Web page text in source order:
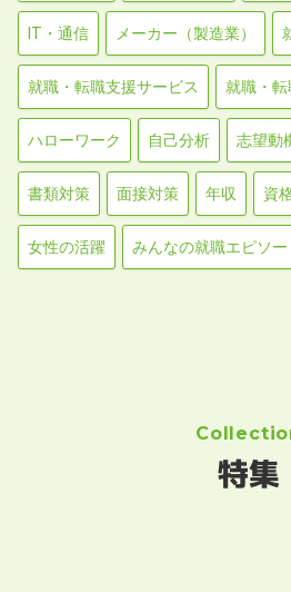
IT・通信 メーカー（製造業）
就職・転職支援サービス 就職・転
ハローワーク 自己分析 志望動
書類対策 面接対策 年収 資
女性の活躍 みんなの就職エピソー
特集